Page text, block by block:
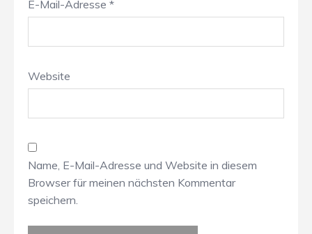
E-Mail-Adresse *
Website
Name, E-Mail-Adresse und Website in diesem
Browser für meinen nächsten Kommentar
speichern.